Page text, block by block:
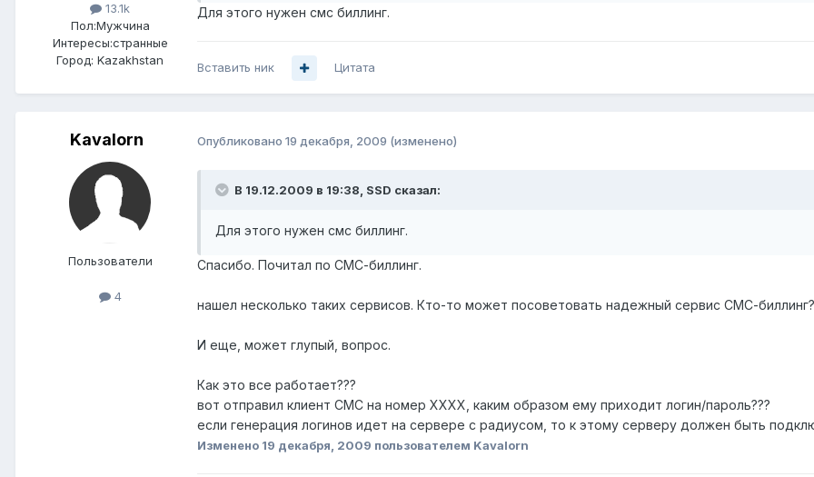
13.1k
Пол:Мужчина
Интересы:странные
Город: Kazakhstan
Для этого нужен смс биллинг.
Вставить ник Цитата
Kavalorn
Пользователи
4
Опубликовано 19 декабря, 2009 (изменено)
В 19.12.2009 в 19:38, SSD сказал:
Для этого нужен смс биллинг.
Спасибо. Почитал по СМС-биллинг.
нашел несколько таких сервисов. Кто-то может посоветовать надежный сервис СМС-биллинг?
И еще, может глупый, вопрос.
Как это все работает???
вот отправил клиент СМС на номер ХХХХ, каким образом ему приходит логин/пароль???
если генерация логинов идет на сервере с радиусом, то к этому серверу должен быть
Изменено 19 декабря, 2009 пользователем Kavalorn